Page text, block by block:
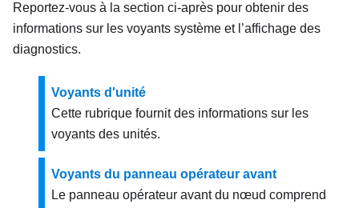
Reportez-vous à la section ci-après pour obtenir des
informations sur les voyants système et l’affichage des
diagnostics.
Voyants d'unité
Cette rubrique fournit des informations sur les
voyants des unités.
Voyants du panneau opérateur avant
Le panneau opérateur avant du nœud comprend